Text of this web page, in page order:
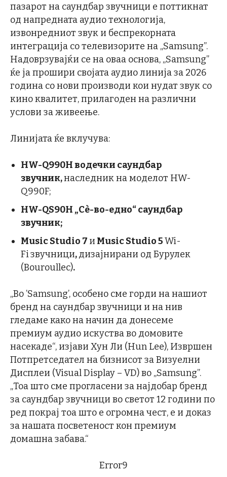
пазарот на саундбар звучници е поттикнат
од напредната аудио технологија,
извонредниот звук и беспрекорната
интеграција со телевизорите на „Samsung”.
Надоврзувајќи се на оваа основа, „Samsung”
ќе ја прошири својата аудио линија за 2026
година со нови производи кои нудат звук со
кино квалитет, прилагоден на различни
услови за живеење.
Линијата ќе вклучува:
HW-Q990H водечки саундбар
звучник,наследник на моделот HW-
Q990F;
HW-QS90H „Сè-во-едно“ саундбар
звучник;
Music Studio 7 и Music Studio 5Wi-
Fiзвучници,дизајнирани од Бурулек
(Bouroullec).
„Во ’Samsung’, особено сме горди на нашиот
бренд на саундбар звучници и на нив
гледаме како на начин да донесеме
премиум аудио искуства во домовите
насекаде“, изјави Хун Ли (Hun Lee), Извршен
Потпретседател на бизнисот за Визуелни
Дисплеи (Visual Display – VD) во „Samsung”.
„Тоа што сме прогласени за најдобар бренд
за саундбар звучници во светот 12 години по
ред покрај тоа што е огромна чест, е и доказ
за нашата посветеност кон премиум
домашна забава.“
Error9